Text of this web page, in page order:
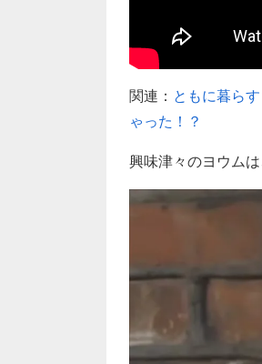
関連： ともに暮ら
ゃった！？
興味津々のヨウム